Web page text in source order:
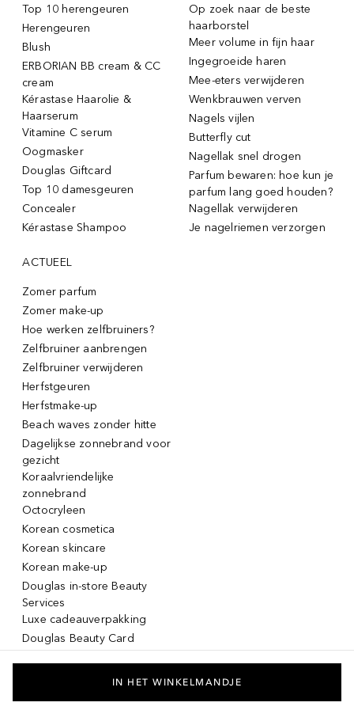
Top 10 herengeuren
Herengeuren
Blush
ERBORIAN BB cream & CC
cream
Kérastase Haarolie &
Haarserum
Vitamine C serum
Oogmasker
Douglas Giftcard
Top 10 damesgeuren
Concealer
Kérastase Shampoo
Op zoek naar de beste
haarborstel
Meer volume in fijn haar
Ingegroeide haren
Mee-eters verwijderen
Wenkbrauwen verven
Nagels vijlen
Butterfly cut
Nagellak snel drogen
Parfum bewaren: hoe kun je
parfum lang goed houden?
Nagellak verwijderen
Je nagelriemen verzorgen
ACTUEEL
Zomer parfum
Zomer make-up
Hoe werken zelfbruiners?
Zelfbruiner aanbrengen
Zelfbruiner verwijderen
Herfstgeuren
Herfstmake-up
Beach waves zonder hitte
Dagelijkse zonnebrand voor
gezicht
Koraalvriendelijke
zonnebrand
Octocryleen
Korean cosmetica
Korean skincare
Korean make-up
Douglas in-store Beauty
Services
Luxe cadeauverpakking
Douglas Beauty Card
IN HET WINKELMANDJE